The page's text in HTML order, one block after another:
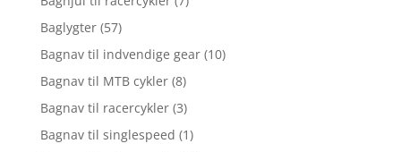
Baglygter (57)
Bagnav til indvendige gear (10)
Bagnav til MTB cykler (8)
Bagnav til racercykler (3)
Bagnav til singlespeed (1)